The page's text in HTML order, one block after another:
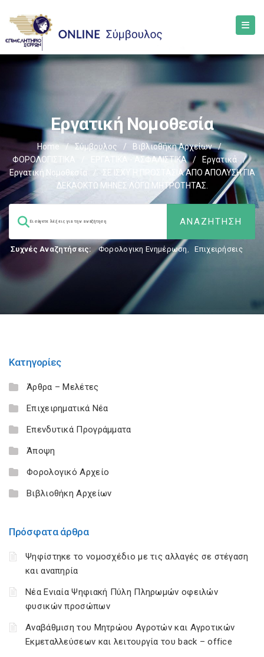
Εργατική Νομοθεσία
Home / Σύμβουλος / Βιβλιοθήκη Αρχείων
/
ΦΟΡΟΛΟΓΙΣΤΙΚΑ
ΕΡΓΑΤΙΚΑ - ΑΣΦΑΛΙΣΤΙΚΑ / Εργατικά
/
Εργατική Νομοθεσία
/
ΣΕ ΙΣΧΥ Η ΠΡΟΣΤΑΣΙΑ ΑΠΟ ΑΠΟΛΥΣΗ ΓΙΑ
ΔΕΚΑΟΚΤΩ ΜΗΝΕΣ ΛΟΓΩ ΜΗΤΡΟΤΗΤΑΣ.
Συχνές Αναζητήσεις: Φορολογικη Ενημέρωση, Επιχειρήσεις
Κατηγορίες
Άρθρα – Μελέτες
Επιχειρηματικά Νέα
Επενδυτικά Προγράμματα
Άποψη
Φορολογικό Αρχείο
Βιβλιοθήκη Αρχείων
Πρόσφατα άρθρα
Ψηφίστηκε το νομοσχέδιο με τις αλλαγές σε στέγαση
και αναπηρία
Νέα Ενιαία Ψηφιακή Πύλη Πληρωμών οφειλών
φυσικών προσώπων
Αναβάθμιση του Μητρώου Αγροτών και Αγροτικών
Εκμεταλλεύσεων και λειτουργία του back – office